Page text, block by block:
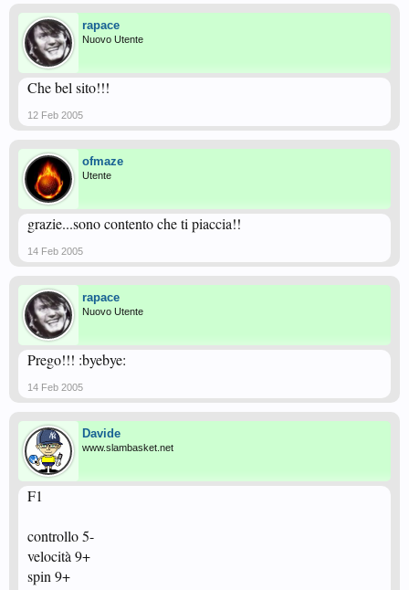
rapace
Nuovo Utente
Che bel sito!!!
12 Feb 2005
ofmaze
Utente
grazie...sono contento che ti piaccia!!
14 Feb 2005
rapace
Nuovo Utente
Prego!!! :byebye:
14 Feb 2005
Davide
www.slambasket.net
F1
controllo 5-
velocità 9+
spin 9+